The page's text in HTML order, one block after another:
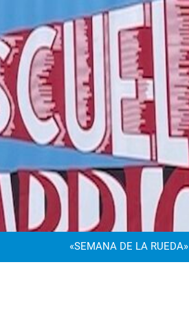
“Visibles Sí”
Dia De La Familia
«SEMANA DE LA RUEDA»